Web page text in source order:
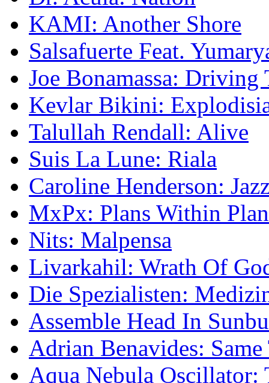
KAMI: Another Shore
Salsafuerte Feat.
Joe Bonamassa:
Kevlar Bikini:
Talullah Rendall: Alive
Suis La Lune: Riala
Caroline Henderson:
MxPx: Plans Within
Nits: Malpensa
Livarkahil: Wrath Of
Die Spezialisten:
Assemble Head In
Adrian Benavides:
Aqua Nebula Oscillator: